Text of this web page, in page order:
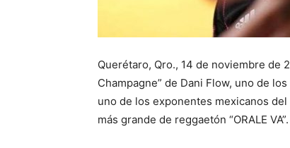
Querétaro, Qro., 14 de noviembre de
Champagne” de Dani Flow, uno de
uno de los exponentes mexicanos
más grande de reggaetón “ORALE VA”.